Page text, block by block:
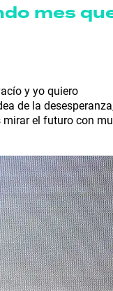
mes
y yo quiero
de la
mirar el futuro con